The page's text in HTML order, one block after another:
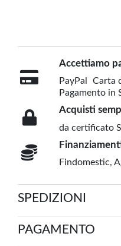
Accettiamo
PayPal Carta
Pagamento in
Acquisti
da certificato
Findomestic,
SPEDIZIONI
PAGAMENTO